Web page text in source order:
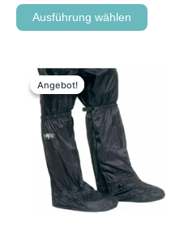
Ausführung wählen
Angebot!
Angebot!
Ursprünglicher
Preis
war:
24,95 €
Aktueller
Preis
ist:
19,00 €.
können